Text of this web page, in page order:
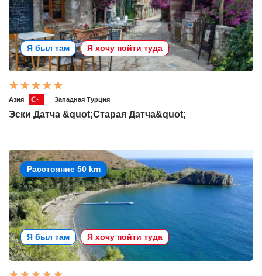
Я был там Я хочу пойти туда
Азия Западная Турция
Эски Датча &quot;Старая Датча&quot;
Расстояние 50 km
Я был там Я хочу пойти туда